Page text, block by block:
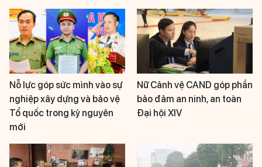
Nỗ lực góp sức mình vào sự
nghiệp xây dựng và bảo vệ
Tổ quốc trong kỷ nguyên
mới
Nữ Cảnh vệ CAND góp phần
bảo đảm an ninh, an toàn
Đại hội XIV